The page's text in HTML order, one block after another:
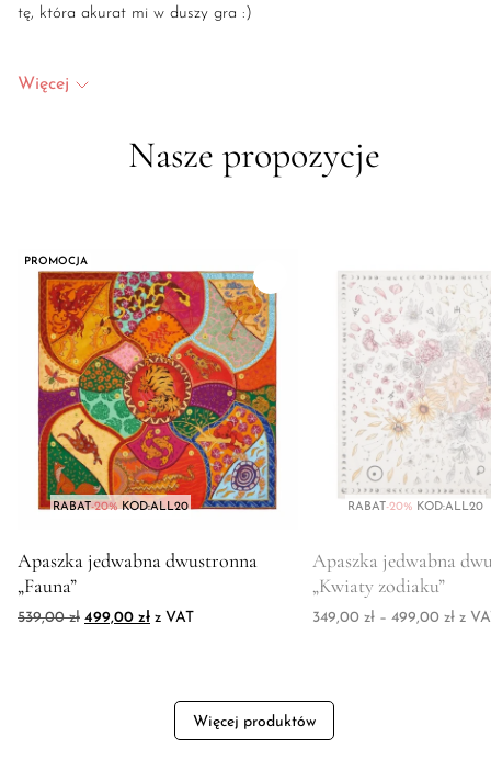
tę, która akurat mi w duszy gra :)
Więcej
Nasze propozycje
RABAT-20%KOD:ALL20
PROMOCJA
Apaszka jedwabna dwustronna
„Fauna”
539,00zł Pierwotna cena wynosiła: 539,00 zł.
499,00 złAktualna cena wynosi: 499,00 zł.
z VAT
RABAT-20% KOD:ALL20
Apaszka jedwabna
„Kwiaty zodiaku”
349,00 zł – 499,00 zł z
Więcej produktów